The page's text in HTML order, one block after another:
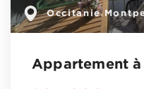
Occitanie,
Appartement